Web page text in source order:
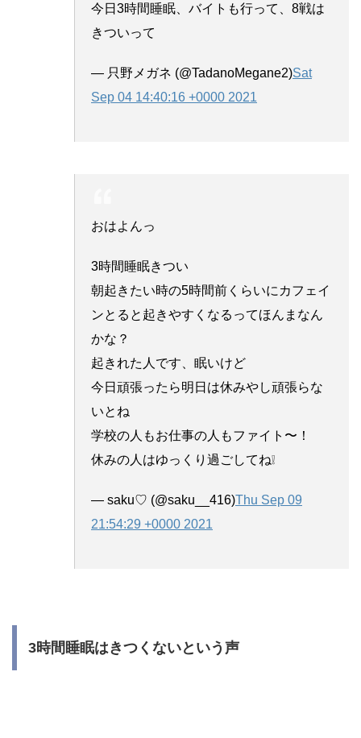
今日3時間睡眠、バイトも行って、8戦は
きついって
— 只野メガネ (@TadanoMegane2)Sat
Sep 04 14:40:16 +0000 2021
おはよんっ
3時間睡眠きつい
朝起きたい時の5時間前くらいにカフェイ
ンとると起きやすくなるってほんまなん
かな？
起きれた人です、眠いけど
今日頑張ったら明日は休みやし頑張らな
いとね
学校の人もお仕事の人もファイト〜！
休みの人はゆっくり過ごしてね❕
— saku♡ (@saku__416)Thu Sep 09
21:54:29 +0000 2021
3時間睡眠はきつくないという声